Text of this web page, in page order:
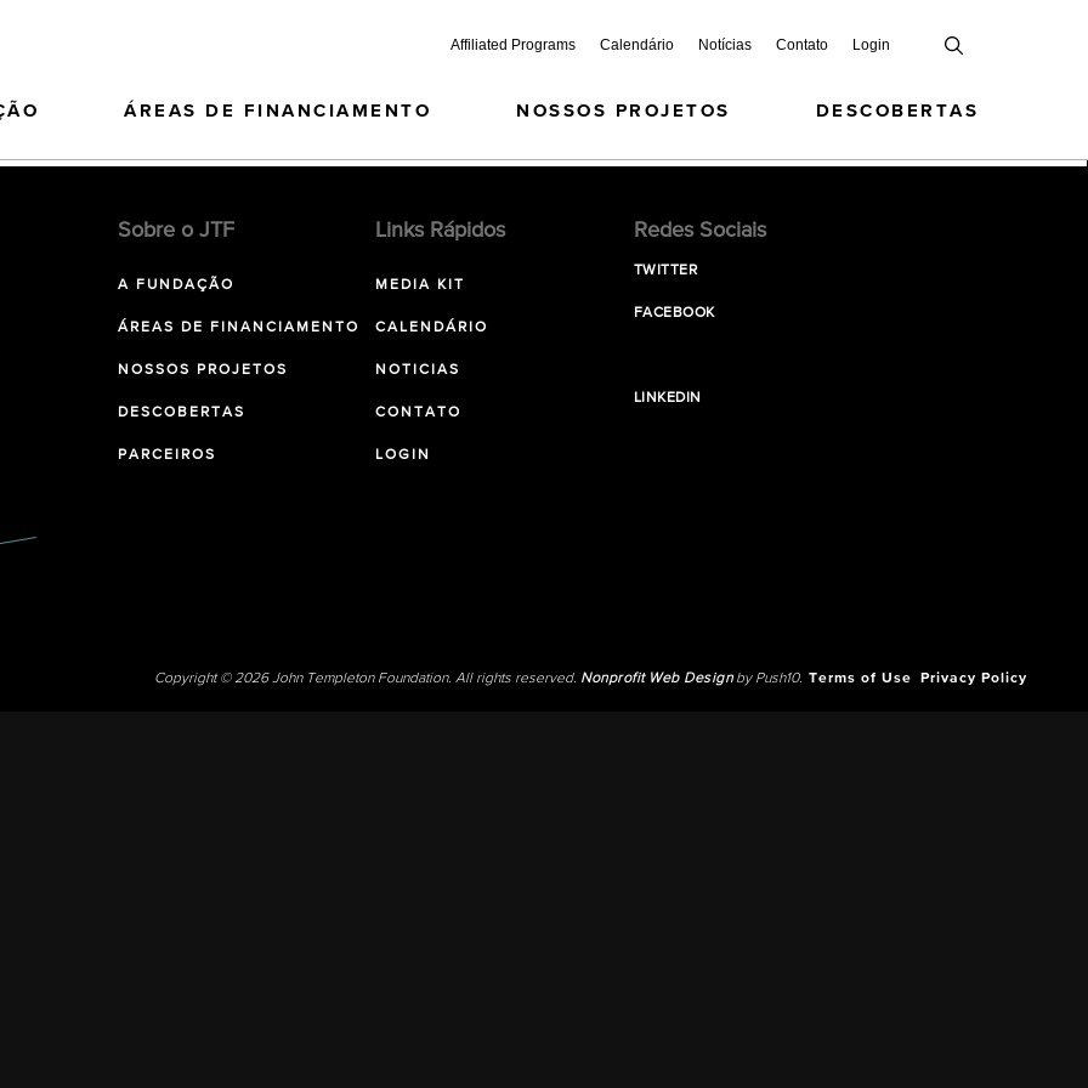
Affiliated Programs Calendário Notícias Contato Login
ÁREAS DE FINANCIAMENTO NOSSOS PROJETOS DESCOBERTAS
Sobre o JTF
A FUNDAÇÃO
ÁREAS DE FINANCIAMENTO
NOSSOS PROJETOS
DESCOBERTAS
PARCEIROS
Links Rápidos
MEDIA KIT
CALENDÁRIO
NOTICIAS
CONTATO
LOGIN
Redes Sociais
TWITTER
FACEBOOK
LINKEDIN
Copyright © 2026 John Templeton Foundation. All rights reserved. Nonprofit Web Designby Push10. Terms of Use Privacy Policy